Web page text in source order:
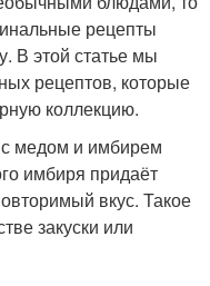
рецепты
В этой статье мы
рецептов, которые
коллекцию.
медом и имбирем
имбиря придаёт
вкус. Такое
закуски или